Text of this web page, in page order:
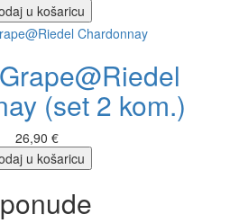
u košaricu
(set 2 kom.)
26,90 €
u košaricu